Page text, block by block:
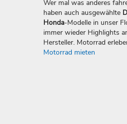
Wer mal was anderes
haben auch ausgewählte
Honda-Modelle in unser
immer wieder Highlights
Hersteller. Motorrad
Motorrad mieten